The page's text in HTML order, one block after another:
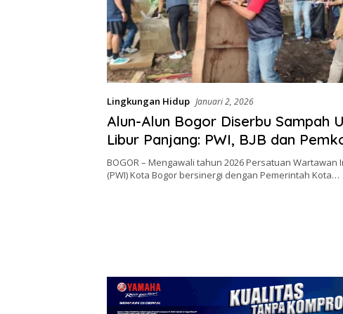
Lingkungan Hidup Januari 2, 2026
Alun-Alun Bogor Diserbu Sampah
Libur Panjang: PWI, BJB dan
Turun Tangan
BOGOR – Mengawali tahun 2026 Persatuan Wartawan
(PWI) Kota Bogor bersinergi dengan Pemerintah Kota…